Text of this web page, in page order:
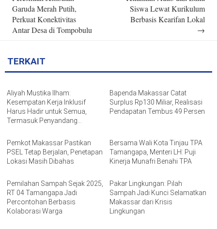
Garuda Merah Putih,
Perkuat Konektivitas
Antar Desa di Tompobulu
Siswa Lewat Kurikulum
Berbasis Kearifan Lokal
→
TERKAIT
Aliyah Mustika Ilham:
Kesempatan Kerja Inklusif
Harus Hadir untuk Semua,
Termasuk Penyandang
Bapenda Makassar Catat
Surplus Rp130 Miliar, Realisasi
Pendapatan Tembus 49 Persen
Pemkot Makassar Pastikan
PSEL Tetap Berjalan, Penetapan
Lokasi Masih Dibahas
Bersama Wali Kota Tinjau TPA
Tamangapa, Menteri LH: Puji
Kinerja Munafri Benahi TPA
Pemilahan Sampah Sejak 2025,
RT 04 Tamangapa Jadi
Percontohan Berbasis
Kolaborasi Warga
Pakar Lingkungan: Pilah
Sampah Jadi Kunci Selamatkan
Makassar dari Krisis
Lingkungan